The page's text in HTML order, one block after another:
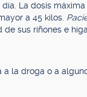
La dosis
a 45 kilos.
sus riñones e
la droga o a